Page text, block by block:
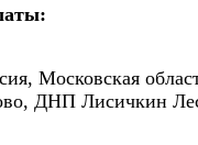
Московская
ДНП Лисичкин